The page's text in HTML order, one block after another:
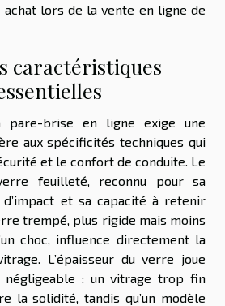
lors de la vente en ligne de
caractéristiques
pare-brise en ligne exige une
aux spécificités techniques qui
et le confort de conduite. Le
feuilleté, reconnu pour sa
et sa capacité à retenir
trempé, plus rigide mais moins
choc, influence directement la
L’épaisseur du verre joue
négligeable : un vitrage trop fin
la solidité, tandis qu’un modèle